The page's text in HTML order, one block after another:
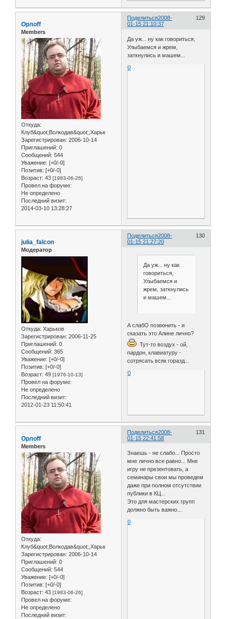
Поделиться 129
2008-
01-15 21:10:37
Орлоff
Members
Откуда:
Клуб&quot;Волкодав&quot;,Харьк
Зарегистрирован: 2006-10-14
Приглашений: 0
Сообщений: 544
Уважение: [+0/-0]
Позитив: [+0/-0]
Возраст: 43 [1983-06-26]
Провел на форуме:
Не определено
Последний визит:
2014-03-10 13:28:27
Да уж... ну как говориться,
Улыбаемся и жрем,
заткнулись и машем...
0
Поделиться 130
2008-
01-15 21:27:20
julia_falcon
Модератор
Откуда: Харьков
Зарегистрирован: 2006-11-25
Приглашений: 0
Сообщений: 365
Уважение: [+0/-0]
Позитив: [+0/-0]
Возраст: 49 [1976-10-13]
Провел на форуме:
Не определено
Последний визит:
2012-01-23 11:50:41
Да уж... ну как
говориться,
Улыбаемся и
жрем, заткнулись
и машем...
А слабО позвонить - и
сказать это Алине лично?
Тут-то воздух - ой,
пардон, клавиатуру -
сотрясать всяк горазд...
0
Поделиться 131
2008-
01-15 22:41:58
Орлоff
Members
Откуда:
Клуб&quot;Волкодав&quot;,Харьк
Зарегистрирован: 2006-10-14
Приглашений: 0
Сообщений: 544
Уважение: [+0/-0]
Позитив: [+0/-0]
Возраст: 43 [1983-06-26]
Провел на форуме:
Не определено
Последний визит:
Знаешь - не слабо... Просто
мне лично все равно... Мне
игру не презентовать, а
семинары свои мы проведем
даже при полном отсутствии
публики в КЦ...
Это для мастерских групп
должно быть важно...
0